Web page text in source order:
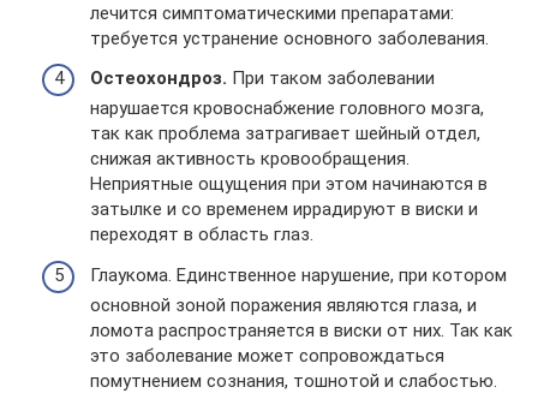
лечится симптоматическими препаратами:
требуется устранение основного заболевания.
Остеохондроз. При таком заболевании
нарушается кровоснабжение головного мозга,
так как проблема затрагивает шейный отдел,
снижая активность кровообращения.
Неприятные ощущения при этом начинаются в
затылке и со временем иррадируют в виски и
переходят в область глаз.
Глаукома. Единственное нарушение, при котором
основной зоной поражения являются глаза, и
ломота распространяется в виски от них. Так как
это заболевание может сопровождаться
помутнением сознания, тошнотой и слабостью.